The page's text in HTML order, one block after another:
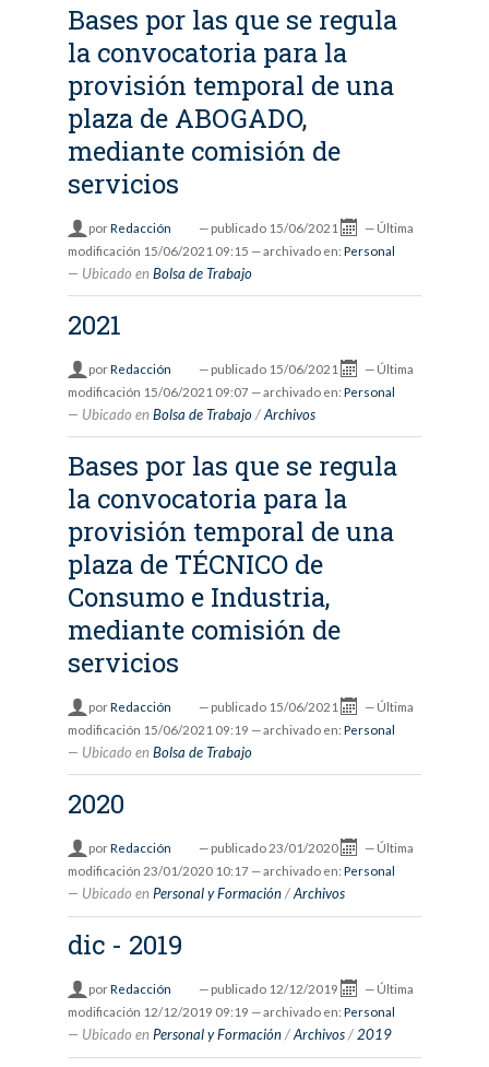
Bases por las que se regula
la convocatoria para la
provisión temporal de una
plaza de ABOGADO,
mediante comisión de
servicios
porRedacción — publicado 15/06/2021 — Última
modificación 15/06/2021 09:15 — archivado en: Personal
Ubicado en Bolsa de Trabajo
2021
porRedacción — publicado 15/06/2021 — Última
modificación 15/06/2021 09:07 — archivado en: Personal
Ubicado en Bolsa de Trabajo /Archivos
Bases por las que se regula
la convocatoria para la
provisión temporal de una
plaza de TÉCNICO de
Consumo e Industria,
mediante comisión de
servicios
porRedacción — publicado 15/06/2021 — Última
modificación 15/06/2021 09:19 — archivado en: Personal
Ubicado en Bolsa de Trabajo
2020
porRedacción — publicado 23/01/2020 — Última
modificación 23/01/2020 10:17 — archivado en: Personal
Ubicado en Personal y Formación /Archivos
dic - 2019
porRedacción — publicado 12/12/2019 — Última
modificación 12/12/2019 09:19 — archivado en: Personal
Ubicado en Personal y Formación /Archivos / 2019